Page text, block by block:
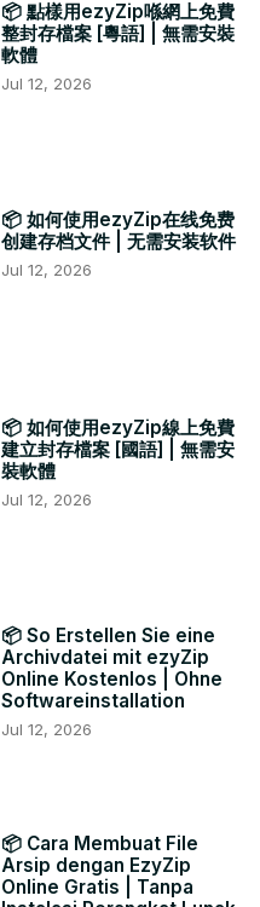
📦 點樣用ezyZip喺網上免費
整封存檔案 [粵語] | 無需安裝
軟體
Jul 12, 2026
📦 如何使用ezyZip在线免费
创建存档文件 | 无需安装软件
Jul 12, 2026
📦 如何使用ezyZip線上免費
建立封存檔案 [國語] | 無需安
裝軟體
Jul 12, 2026
📦 So Erstellen Sie eine
Archivdatei mit ezyZip
Online Kostenlos | Ohne
Softwareinstallation
Jul 12, 2026
📦 Cara Membuat File
Arsip dengan EzyZip
Online Gratis | Tanpa